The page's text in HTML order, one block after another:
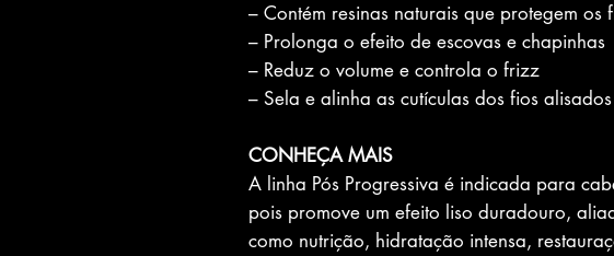
– Contém resinas naturais que protegem os
– Prolonga o efeito de escovas e chapinhas
– Reduz o volume e controla o frizz
– Sela e alinha as cutículas dos fios alisados
CONHEÇA MAIS
A linha Pós Progressiva é indicada para
pois promove um efeito liso duradouro,
como nutrição, hidratação intensa,